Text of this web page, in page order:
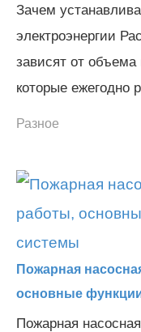
Зачем
электроэнергии
зависят от
которые ежегодно
Разное
Пожарная
основные
Пожарная